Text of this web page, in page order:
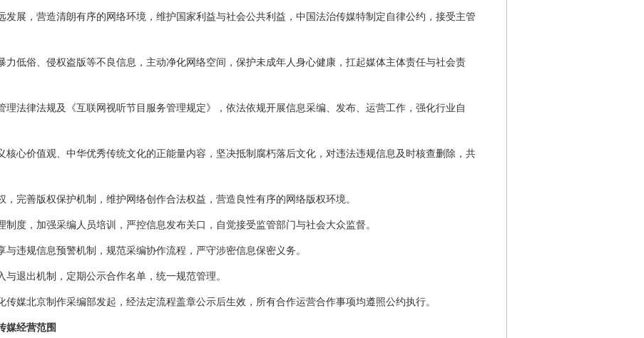
展，营造清朗有序的网络环境，维护国家利益与社会公共利益，中国法治传媒特制定自律公约，接受主管
低俗、侵权盗版等不良信息，主动净化网络空间，保护未成年人身心健康，扛起媒体主体责任与社会责
法律法规及《互联网视听节目服务管理规定》，依法依规开展信息采编、发布、运营工作，强化行业自
心价值观、中华优秀传统文化的正能量内容，坚决抵制腐朽落后文化，对违法违规信息及时核查删除，共
善版权保护机制，维护网络创作合法权益，营造良性有序的网络版权环境。
，加强采编人员培训，严控信息发布关口，自觉接受监管部门与社会大众监督。
规信息预警机制，规范采编协作流程，严守涉密信息保密义务。
退出机制，定期公示合作名单，统一规范管理。
北京制作采编部发起，经法定流程盖章公示后生效，所有合作运营合作事项均遵照公约执行。
经营范围